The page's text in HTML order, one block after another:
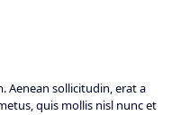
Aenean sollicitudin, erat a
quis mollis nisl nunc et